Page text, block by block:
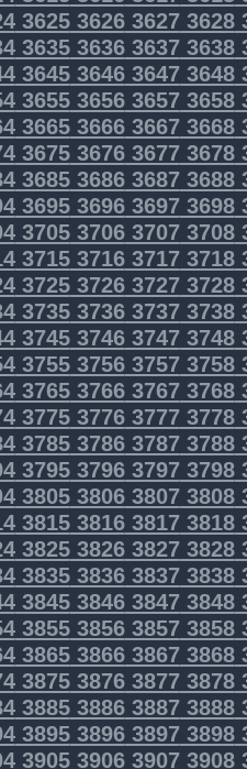
3625362636273628
3635363636373638
3645364636473648
3655365636573658
3665366636673668
3675367636773678
3685368636873688
3695369636973698
3705370637073708
3715371637173718
3725372637273728
3735373637373738
3745374637473748
3755375637573758
3765376637673768
3775377637773778
3785378637873788
3795379637973798
3805380638073808
3815381638173818
3825382638273828
3835383638373838
3845384638473848
3855385638573858
3865386638673868
3875387638773878
3885388638873888
3895389638973898
3905390639073908